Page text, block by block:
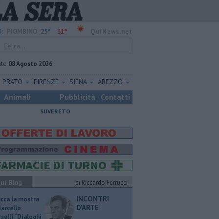
25° 31°
08 Agosto 2026
PRATO FIRENZE SIENA AREZZO
Animali Pubblicità Contatti
SUVERETO
Blog
di Riccardo Ferrucci
la mostra
“Dialoghi
INCONTRI
D'ARTE